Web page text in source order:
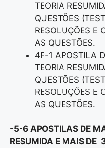
TEORIA
QUESTÕES
RESOLUÇÕES E
AS QUESTÕES.
4F-1 APOSTILA
TEORIA
QUESTÕES
RESOLUÇÕES E
AS QUESTÕES.
-5-6 APOSTILAS DE
RESUMIDA E MAIS DE